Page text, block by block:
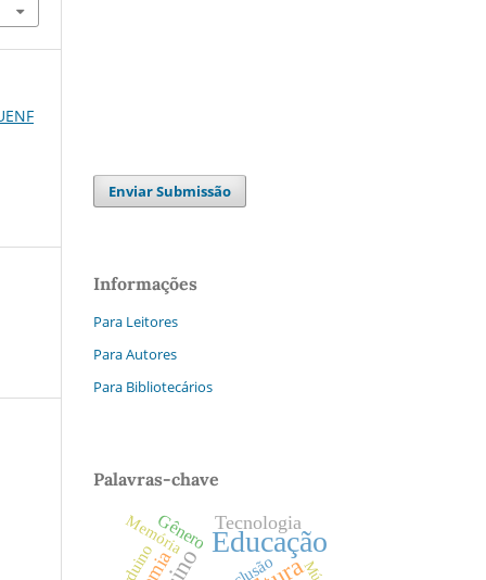
Enviar Submissão
Informações
Para Leitores
Para Autores
Para Bibliotecários
Palavras-chave
Educação
Tecnologia
Gênero
Memória